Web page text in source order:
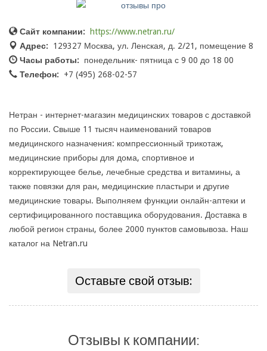
Сайт компании:
https://www.netran.ru/
Адрес:
129327 Москва, ул. Ленская, д. 2/21, помещение 8
Часы работы: понедельник- пятница с 9 00 до 18 00
Телефон:
+7 (495) 268-02-57
Нетран - интернет-магазин медицинских товаров с доставкой
по России. Свыше 11 тысяч наименований товаров
медицинского назначения: компрессионный трикотаж,
медицинские приборы для дома, спортивное и
корректирующее белье, лечебные средства и витамины, а
также повязки для ран, медицинские пластыри и другие
медицинские товары. Выполняем функции онлайн-аптеки и
сертифицированного поставщика оборудования. Доставка в
любой регион страны, более 2000 пунктов самовывоза. Наш
каталог на Netran.ru
Оставьте свой отзыв:
Отзывы к компании: